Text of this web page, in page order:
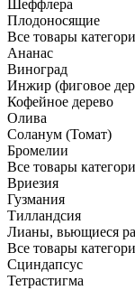
Шеффлера
Плодоносящие
Все товары
Ананас
Виноград
Инжир (фиговое
Кофейное дерево
Олива
Соланум (Томат)
Бромелии
Все товары
Вриезия
Гузмания
Тилландсия
Лианы, вьющиеся
Все товары
Сциндапсус
Тетрастигма